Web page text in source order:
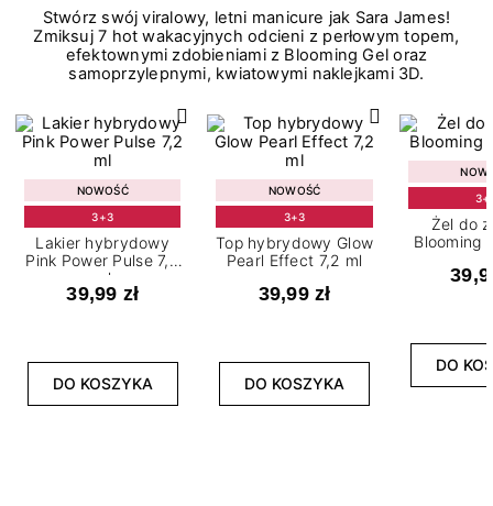
Stwórz swój viralowy, letni manicure jak Sara James!
Zmiksuj 7 hot wakacyjnych odcieni z perłowym topem,
efektownymi zdobieniami z Blooming Gel oraz
samoprzylepnymi, kwiatowymi naklejkami 3D.
NOWOŚĆ
3+3
Lakier hybrydowy
Pink Power Pulse 7,2
ml
39,99 zł
DO KOSZYKA
NOWOŚĆ
3+3
Top hybrydowy Glow
Pearl Effect 7,2 ml
39,99 zł
DO KOSZYKA
Żel do
Blooming
DO